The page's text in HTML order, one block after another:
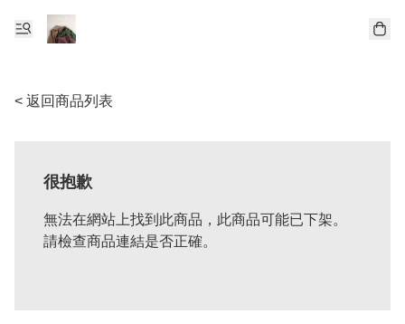
< 返回商品列表
很抱歉
無法在網站上找到此商品，此商品可能已下架。
請檢查商品連結是否正確。